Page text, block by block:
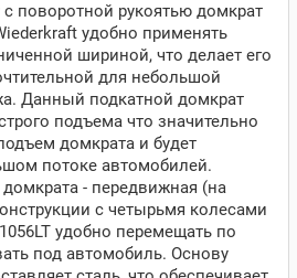
с поворотной рукоятью домкрат
удобно применять
шириной, что делает его
для небольшой
Данный подкатной домкрат
подъема что значительно
домкрата и будет
потоке автомобилей.
- передвижная (на
с четырьмя колесами
удобно перемещать по
под автомобиль. Основу